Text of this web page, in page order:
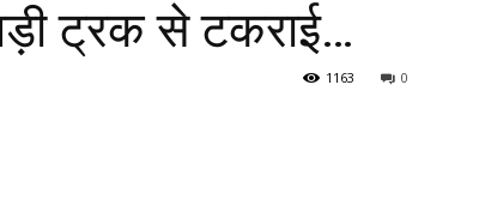
ट्रक से टकराई…
0
1163